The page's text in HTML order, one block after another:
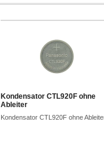
Kondensator CTL920F ohne
Ableiter
Kondensator CTL920F ohne